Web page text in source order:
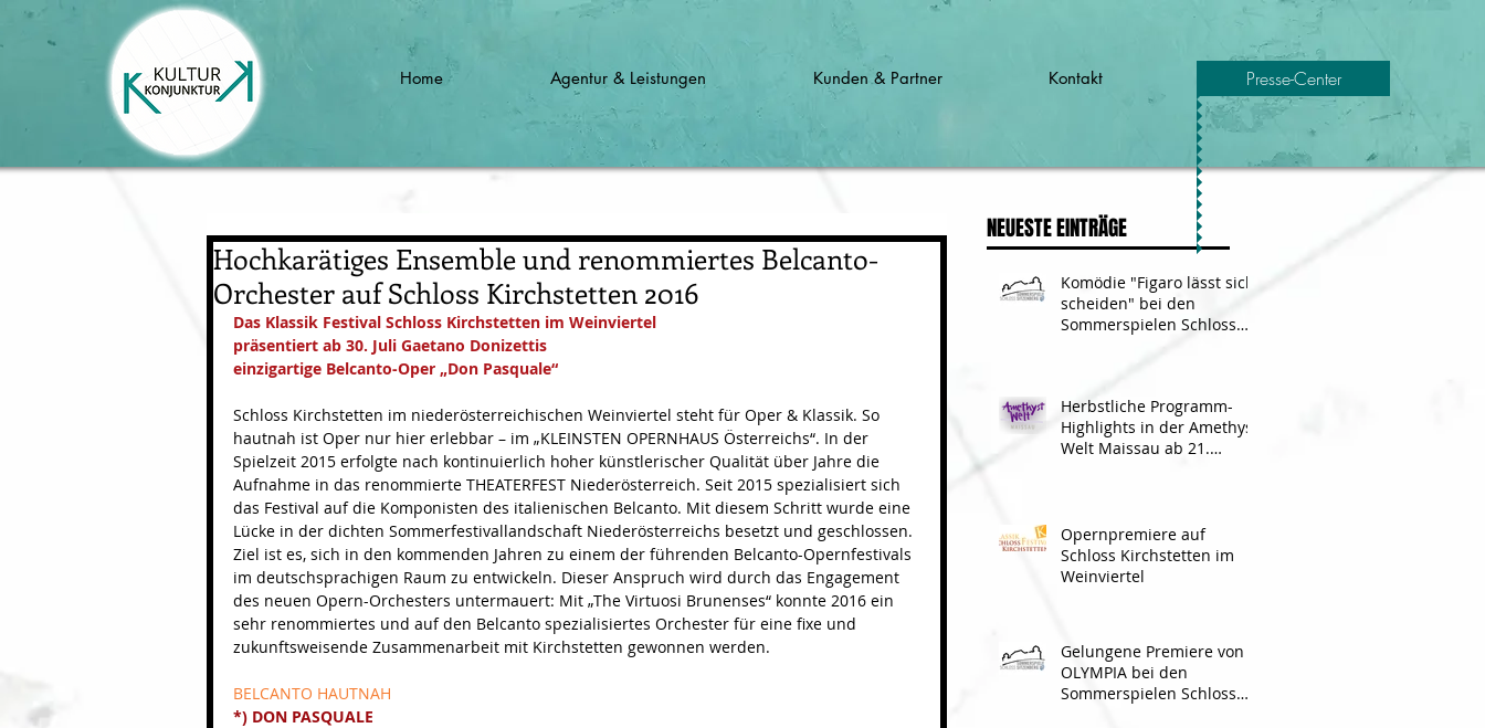
Home Agentur & Leistungen Kunden & Partner Kontakt Presse-Center
Hochkarätiges Ensemble und renommiertes Belcanto-
Orchester auf Schloss Kirchstetten 2016
Das Klassik Festival Schloss Kirchstetten im Weinviertel
präsentiert ab 30. Juli Gaetano Donizettis
einzigartige Belcanto-Oper „Don Pasquale“
Schloss Kirchstetten im niederösterreichischen Weinviertel steht für Oper & Klassik. So
hautnah ist Oper nur hier erlebbar – im „KLEINSTEN OPERNHAUS Österreichs“. In der
Spielzeit 2015 erfolgte nach kontinuierlich hoher künstlerischer Qualität über Jahre die
Aufnahme in das renommierte THEATERFEST Niederösterreich. Seit 2015 spezialisiert sich
das Festival auf die Komponisten des italienischen Belcanto. Mit diesem Schritt wurde eine
Lücke in der dichten Sommerfestivallandschaft Niederösterreichs besetzt und geschlossen.
Ziel ist es, sich in den kommenden Jahren zu einem der führenden Belcanto-Opernfestivals
im deutschsprachigen Raum zu entwickeln. Dieser Anspruch wird durch das Engagement
des neuen Opern-Orchesters untermauert: Mit „The Virtuosi Brunenses“ konnte 2016 ein
sehr renommiertes und auf den Belcanto spezialisiertes Orchester für eine fixe und
zukunftsweisende Zusammenarbeit mit Kirchstetten gewonnen werden.
BELCANTO HAUTNAH
*) DON PASQUALE
NEUESTE EINTRÄGE
Komödie "Figaro lässt sich
scheiden" bei den
Sommerspielen Schloss
Herbstliche Programm-
Highlights in der Amethyst
Welt Maissau ab 21.
Opernpremiere auf
Schloss Kirchstetten im
Weinviertel
Gelungene Premiere von
OLYMPIA bei den
Sommerspielen Schloss